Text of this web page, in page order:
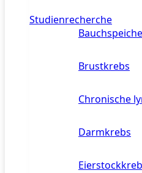
Studienrecherche
Brustkrebs
Chronische
Darmkrebs